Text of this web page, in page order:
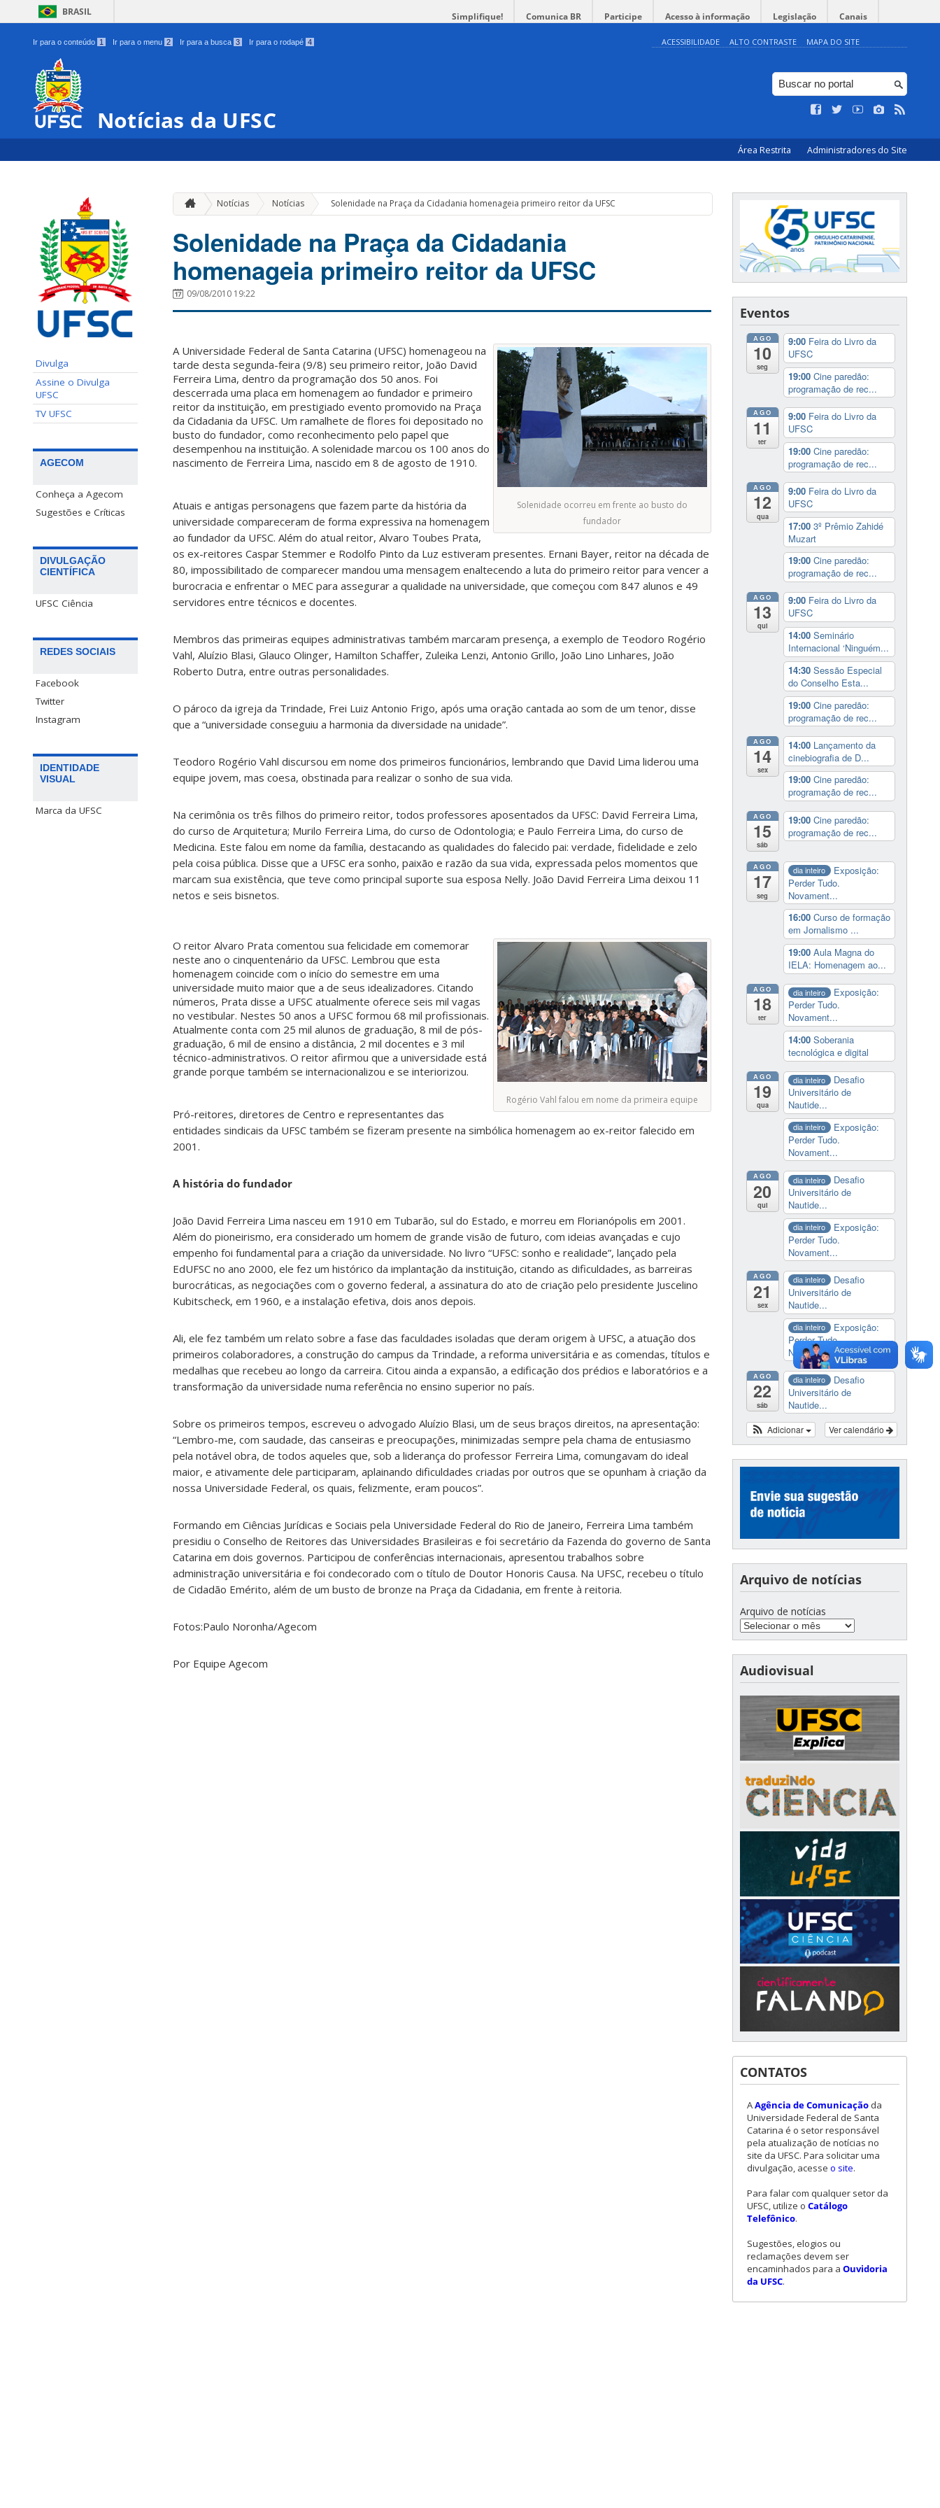
BRASIL Simplifique! Comunica BR Participe Acesso à informação Legislação Canais
Ir para o conteúdo 1 Ir para o menu 2 Ir para a busca 3 Ir para o rodapé 4 ACESSIBILIDADE ALTO CONTRASTE MAPA DO SITE
Notícias da UFSC
Área Restrita Administradores do Site
Divulga
Assine o Divulga
UFSC
TV UFSC
AGECOM
Conheça a Agecom
Sugestões e Críticas
DIVULGAÇÃO
CIENTÍFICA
UFSC Ciência
REDES SOCIAIS
Facebook
Twitter
Instagram
IDENTIDADE
VISUAL
Marca da UFSC
Notícias Notícias » Solenidade na Praça da Cidadania homenageia primeiro reitor da UFSC
Solenidade na Praça da Cidadania
homenageia primeiro reitor da UFSC
09/08/2010 19:22
Solenidade ocorreu em frente ao busto do
fundador
A Universidade Federal de Santa Catarina (UFSC) homenageou na
tarde desta segunda-feira (9/8) seu primeiro reitor, João David
Ferreira Lima, dentro da programação dos 50 anos. Foi
descerrada uma placa em homenagem ao fundador e primeiro
reitor da instituição, em prestigiado evento promovido na Praça
da Cidadania da UFSC. Um ramalhete de flores foi depositado no
busto do fundador, como reconhecimento pelo papel que
desempenhou na instituição. A solenidade marcou os 100 anos do
nascimento de Ferreira Lima, nascido em 8 de agosto de 1910.
Atuais e antigas personagens que fazem parte da história da
universidade compareceram de forma expressiva na homenagem
ao fundador da UFSC. Além do atual reitor, Alvaro Toubes Prata,
os ex-reitores Caspar Stemmer e Rodolfo Pinto da Luz estiveram presentes. Ernani Bayer, reitor na década de
80, impossibilitado de comparecer mandou uma mensagem enaltecendo a luta do primeiro reitor para vencer a
burocracia e enfrentar o MEC para assegurar a qualidade na universidade, que começou com 847 alunos e 49
servidores entre técnicos e docentes.
Membros das primeiras equipes administrativas também marcaram presença, a exemplo de Teodoro Rogério
Vahl, Aluízio Blasi, Glauco Olinger, Hamilton Schaffer, Zuleika Lenzi, Antonio Grillo, João Lino Linhares, João
Roberto Dutra, entre outras personalidades.
O pároco da igreja da Trindade, Frei Luiz Antonio Frigo, após uma oração cantada ao som de um tenor, disse
que a “universidade conseguiu a harmonia da diversidade na unidade”.
Teodoro Rogério Vahl discursou em nome dos primeiros funcionários, lembrando que David Lima liderou uma
equipe jovem, mas coesa, obstinada para realizar o sonho de sua vida.
Na cerimônia os três filhos do primeiro reitor, todos professores aposentados da UFSC: David Ferreira Lima,
do curso de Arquitetura; Murilo Ferreira Lima, do curso de Odontologia; e Paulo Ferreira Lima, do curso de
Medicina. Este falou em nome da família, destacando as qualidades do falecido pai: verdade, fidelidade e zelo
pela coisa pública. Disse que a UFSC era sonho, paixão e razão da sua vida, expressada pelos momentos que
marcam sua existência, que teve como principal suporte sua esposa Nelly. João David Ferreira Lima deixou 11
netos e seis bisnetos.
Rogério Vahl falou em nome da primeira equipe
O reitor Alvaro Prata comentou sua felicidade em comemorar
neste ano o cinquentenário da UFSC. Lembrou que esta
homenagem coincide com o início do semestre em uma
universidade muito maior que a de seus idealizadores. Citando
números, Prata disse a UFSC atualmente oferece seis mil vagas
no vestibular. Nestes 50 anos a UFSC formou 68 mil profissionais.
Atualmente conta com 25 mil alunos de graduação, 8 mil de pós-
graduação, 6 mil de ensino a distância, 2 mil docentes e 3 mil
técnico-administrativos. O reitor afirmou que a universidade está
grande porque também se internacionalizou e se interiorizou.
Pró-reitores, diretores de Centro e representantes das
entidades sindicais da UFSC também se fizeram presente na simbólica homenagem ao ex-reitor falecido em
2001.
A história do fundador
João David Ferreira Lima nasceu em 1910 em Tubarão, sul do Estado, e morreu em Florianópolis em 2001.
Além do pioneirismo, era considerado um homem de grande visão de futuro, com ideias avançadas e cujo
empenho foi fundamental para a criação da universidade. No livro “UFSC: sonho e realidade”, lançado pela
EdUFSC no ano 2000, ele fez um histórico da implantação da instituição, citando as dificuldades, as barreiras
burocráticas, as negociações com o governo federal, a assinatura do ato de criação pelo presidente Juscelino
Kubitscheck, em 1960, e a instalação efetiva, dois anos depois.
Ali, ele fez também um relato sobre a fase das faculdades isoladas que deram origem à UFSC, a atuação dos
primeiros colaboradores, a construção do campus da Trindade, a reforma universitária e as comendas, títulos e
medalhas que recebeu ao longo da carreira. Citou ainda a expansão, a edificação dos prédios e laboratórios e a
transformação da universidade numa referência no ensino superior no país.
Sobre os primeiros tempos, escreveu o advogado Aluízio Blasi, um de seus braços direitos, na apresentação:
“Lembro-me, com saudade, das canseiras e preocupações, minimizadas sempre pela chama de entusiasmo
pela notável obra, de todos aqueles que, sob a liderança do professor Ferreira Lima, comungavam do ideal
maior, e ativamente dele participaram, aplainando dificuldades criadas por outros que se opunham à criação da
nossa Universidade Federal, os quais, felizmente, eram poucos”.
Formando em Ciências Jurídicas e Sociais pela Universidade Federal do Rio de Janeiro, Ferreira Lima também
presidiu o Conselho de Reitores das Universidades Brasileiras e foi secretário da Fazenda do governo de Santa
Catarina em dois governos. Participou de conferências internacionais, apresentou trabalhos sobre
administração universitária e foi condecorado com o título de Doutor Honoris Causa. Na UFSC, recebeu o título
de Cidadão Emérito, além de um busto de bronze na Praça da Cidadania, em frente à reitoria.
Fotos:Paulo Noronha/Agecom
Por Equipe Agecom
Eventos
AGO
10
seg
9:00 Feira do Livro da
UFSC
19:00 Cine paredão:
programação de rec...
AGO
11
ter
9:00 Feira do Livro da
UFSC
19:00 Cine paredão:
programação de rec...
AGO
12
qua
9:00 Feira do Livro da
UFSC
17:00 3º Prêmio Zahidé
Muzart
19:00 Cine paredão:
programação de rec...
AGO
13
qui
9:00 Feira do Livro da
UFSC
14:00 Seminário
Internacional ‘Ninguém...
14:30 Sessão Especial
do Conselho Esta...
19:00 Cine paredão:
programação de rec...
AGO
14
sex
14:00 Lançamento da
cinebiografia de D...
19:00 Cine paredão:
programação de rec...
AGO
15
sáb
19:00 Cine paredão:
programação de rec...
AGO
17
seg
dia inteiro
Exposição:
Perder Tudo.
Novament...
16:00 Curso de formação
em Jornalismo ...
19:00 Aula Magna do
IELA: Homenagem ao...
AGO
18
ter
dia inteiro
Exposição:
Perder Tudo.
Novament...
14:00 Soberania
tecnológica e digital
AGO
19
qua
dia inteiro
Desafio
Universitário de
Nautide...
dia inteiro
Exposição:
Perder Tudo.
Novament...
AGO
20
qui
dia inteiro
Desafio
Universitário de
Nautide...
dia inteiro
Exposição:
Perder Tudo.
Novament...
AGO
21
sex
dia inteiro
Desafio
Universitário de
Nautide...
dia inteiro
Exposição:
Perder Tudo.
Novament...
AGO
22
sáb
dia inteiro
Desafio
Universitário de
Nautide...
Ver calendário
Adicionar
Arquivo de notícias
Arquivo de notícias
Audiovisual
CONTATOS
AAgência de Comunicação da
Universidade Federal de Santa
Catarina é o setor responsável
pela atualização de notícias no
site da UFSC. Para solicitar uma
divulgação, acesse o site.
Para falar com qualquer setor da
UFSC, utilize o Catálogo
Telefônico.
Sugestões, elogios ou
reclamações devem ser
encaminhados para a Ouvidoria
da UFSC.